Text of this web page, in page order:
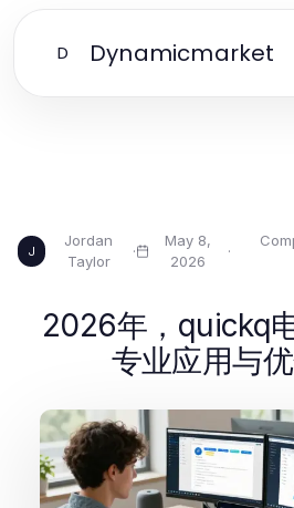
D Dynamicmarket
J
Jordan
Taylor
·
May 8,
2026
·
2026年，quickq
专业应用与